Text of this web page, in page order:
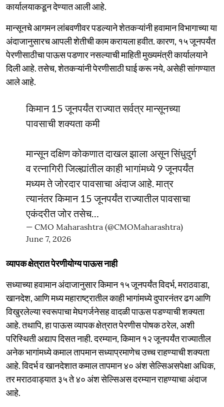
कार्यालयाकडून देण्यात आली आहे.
मान्सूनचे आगमन लांबवणीवर पडल्याने शेतकऱ्यांनी हवामान विभागाच्या या
अंदाजानुसारच आपली शेतीची काम करायला हवीत. कारण, १५ जूनपर्यंत
पेरणीसाठीचा पाऊस पडणार नसल्याची माहिती मुख्यमंत्री कार्यालयाने
दिली आहे. तसेच, शेतकऱ्यांनी पेरणीसाठी घाई करू नये, असेही सांगण्यात
आले आहे.
किमान 15 जूनपर्यंत राज्यात सर्वत्र मान्सूनच्या
पावसाची शक्यता कमी
मान्सून दक्षिण कोकणात दाखल झाला असून सिंधुदुर्ग
व रत्नागिरी जिल्ह्यांतील काही भागांमध्ये 9 जूनपर्यंत
मध्यम ते जोरदार पावसाचा अंदाज आहे. मात्र
त्यानंतर किमान 15 जूनपर्यंत राज्यातील पावसाचा
एकंदरीत जोर तसेच…
— CMO Maharashtra (@CMOMaharashtra)
June 7, 2026
व्यापक क्षेत्रात पेरणीयोग्य पाऊस नाही
सध्याच्या हवामान अंदाजानुसार किमान १५ जूनपर्यंत विदर्भ, मराठवाडा,
खानदेश, आणि मध्य महाराष्ट्रातील काही भागांमध्ये दुपारनंतर ढग आणि
विखुरलेल्या स्वरूपाचा मेघगर्जनेसह वादळी पाऊस पडण्याची शक्यता
आहे. तथापि, हा पाऊस व्यापक क्षेत्रात पेरणीस पोषक ठरेल, अशी
परिस्थिती अद्याप दिसत नाही. दरम्यान, किमान १२ जूनपर्यंत राज्यातील
अनेक भागांमध्ये कमाल तापमान सध्याप्रमाणेच उच्च राहण्याची शक्यता
आहे. विदर्भ व खानदेशात कमाल तापमान ४० अंश सेल्सिअसपेक्षा अधिक,
तर मराठवाड्यात ३५ ते ४० अंश सेल्सिअस दरम्यान राहण्याचा अंदाज
आहे.